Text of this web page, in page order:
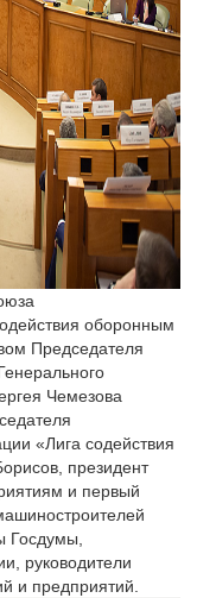
оборонным
Председателя
Чемезова
«Лига содействия
президент
и первый
Госдумы,
руководители
и предприятий.